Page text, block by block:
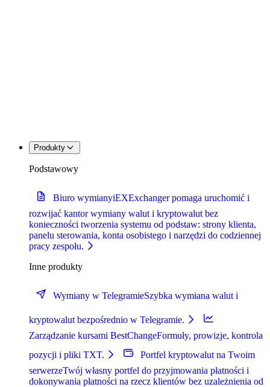
Produkty
Podstawowy
Biuro wymianyiEXExchanger pomaga uruchomić i
rozwijać kantor wymiany walut i kryptowalut bez
konieczności tworzenia systemu od podstaw: strony klienta,
panelu sterowania, konta osobistego i narzędzi do codziennej
pracy zespołu.
Inne produkty
Wymiany w TelegramieSzybka wymiana walut i
kryptowalut bezpośrednio w Telegramie.
Zarządzanie kursami BestChangeFormuły, prowizje, kontrola
pozycji i pliki TXT.
Portfel kryptowalut na Twoim
serwerzeTwój własny portfel do przyjmowania płatności i
dokonywania płatności na rzecz klientów bez uzależnienia od